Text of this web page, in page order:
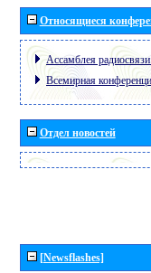
Относящиеся
Ассамблея
Всемирная
Отдел новостей
[Newsflashes]